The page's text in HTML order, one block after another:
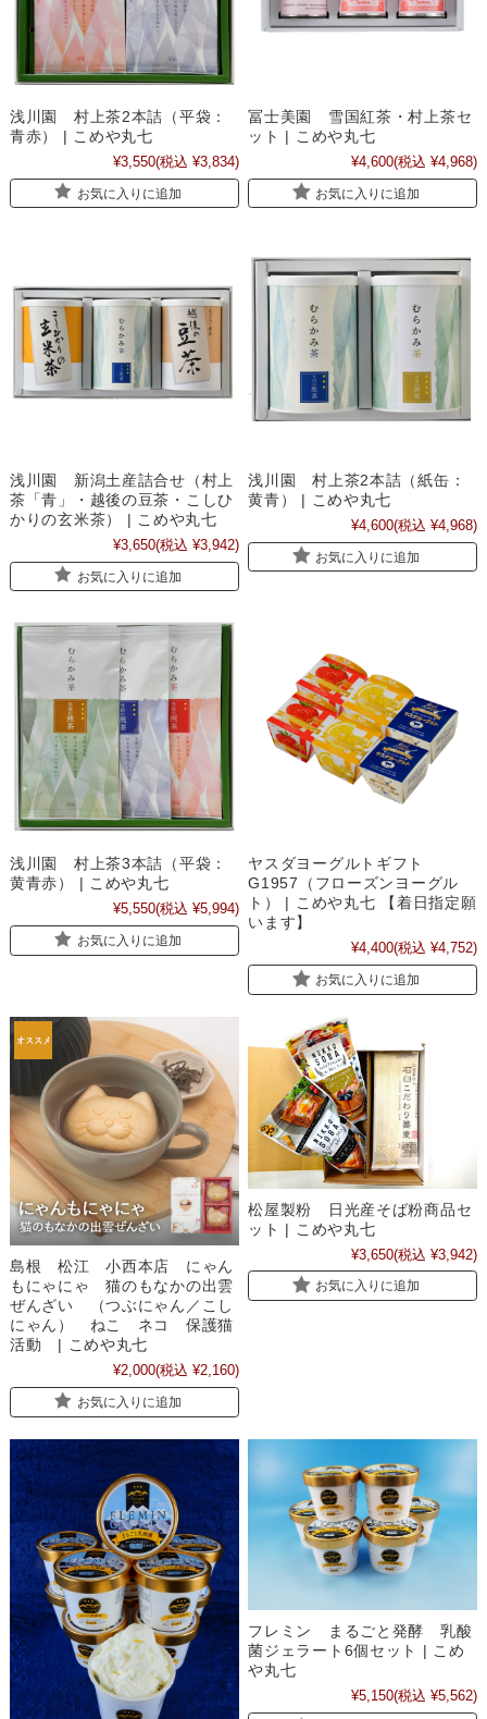
浅川園 村上茶2本詰（平袋：
青赤） | こめや丸七
¥3,550(税込 ¥3,834)
お気に入りに追加
冨士美園 雪国紅茶・村上茶セ
ット | こめや丸七
¥4,600(税込 ¥4,968)
お気に入りに追加
浅川園 新潟土産詰合せ（村上
茶「青」・越後の豆茶・こしひ
かりの玄米茶） | こめや丸七
¥3,650(税込 ¥3,942)
お気に入りに追加
浅川園 村上茶2本詰（紙缶：
黄青） | こめや丸七
¥4,600(税込 ¥4,968)
お気に入りに追加
浅川園 村上茶3本詰（平袋：
黄青赤） | こめや丸七
¥5,550(税込 ¥5,994)
お気に入りに追加
ヤスダヨーグルトギフト
G1957（フローズンヨーグル
ト） | こめや丸七 【着日指定願
います】
¥4,400(税込 ¥4,752)
お気に入りに追加
島根 松江 小西本店 にゃん
もにゃにゃ 猫のもなかの出雲
ぜんざい （つぶにゃん／こし
にゃん） ねこ ネコ 保護猫
活動 | こめや丸七
¥2,000(税込 ¥2,160)
お気に入りに追加
松屋製粉 日光産そば粉商品セ
ット | こめや丸七
¥3,650(税込 ¥3,942)
お気に入りに追加
フレミン まるごと発酵 乳酸
菌ジェラート6個セット | こめ
や丸七
¥5,150(税込 ¥5,562)